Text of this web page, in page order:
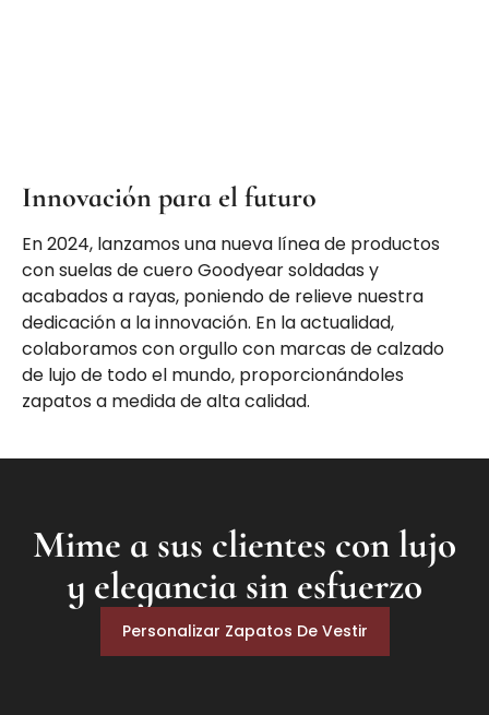
Innovación para el futuro
En 2024, lanzamos una nueva línea de productos
con suelas de cuero Goodyear soldadas y
acabados a rayas, poniendo de relieve nuestra
dedicación a la innovación. En la actualidad,
colaboramos con orgullo con marcas de calzado
de lujo de todo el mundo, proporcionándoles
zapatos a medida de alta calidad.
Mime a sus clientes con lujo
y elegancia sin esfuerzo
Personalizar Zapatos De Vestir